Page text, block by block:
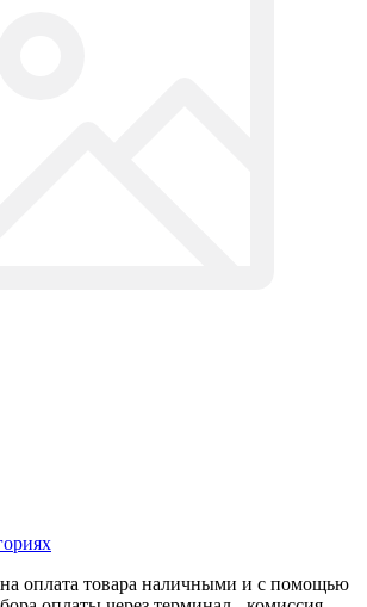
оплата товара наличными и с помощью